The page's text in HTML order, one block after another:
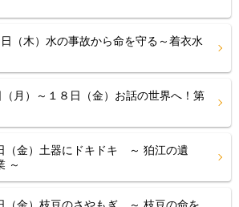
（木）水の事故から命を守る～着衣水
月）～１８日（金）お話の世界へ！第
（金）土器にドキドキ ～ 狛江の遺
～